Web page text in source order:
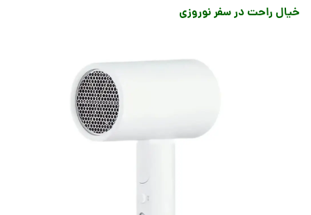
خیال راحت در سفر نوروزی